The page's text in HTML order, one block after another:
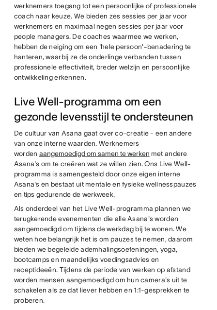
werknemers toegang tot een persoonlijke of professionele
coach naar keuze. We bieden zes sessies per jaar voor
werknemers en maximaal negen sessies per jaar voor
people managers. De coaches waarmee we werken,
hebben de neiging om een 'hele persoon'-benadering te
hanteren, waarbij ze de onderlinge verbanden tussen
professionele effectiviteit, breder welzijn en persoonlijke
ontwikkeling erkennen.
Live Well-programma om een
gezonde levensstijl te ondersteunen
De cultuur van Asana gaat over co-creatie - een andere
van onze interne waarden. Werknemers
worden aangemoedigd om samen te werken met andere
Asana's om te creëren wat ze willen zien. Ons Live Well-
programma is samengesteld door onze eigen interne
Asana's en bestaat uit mentale en fysieke wellnesspauzes
en tips gedurende de werkweek.
Als onderdeel van het Live Well-programma plannen we
terugkerende evenementen die alle Asana's worden
aangemoedigd om tijdens de werkdag bij te wonen. We
weten hoe belangrijk het is om pauzes te nemen, daarom
bieden we begeleide ademhalingsoefeningen, yoga,
bootcamps en maandelijks voedingsadvies en
receptideeën. Tijdens de periode van werken op afstand
worden mensen aangemoedigd om hun camera's uit te
schakelen als ze dat liever hebben en 1:1-gesprekken te
proberen.